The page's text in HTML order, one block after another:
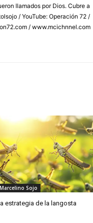
llamados por Dios. Cubre a
/ YouTube: Operación 72 /
/ www.mcichnnel.com
Marcelino Sojo
estrategia de la langosta